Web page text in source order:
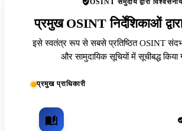
OSINT समुदाय द्वारा
प्रमुख OSINT निर्देशिकाओं
इसे स्वतंत्र रूप से सबसे प्रतिष्ठित OSINT
और सामुदायिक सूचियों में सूचीबद्ध किया
प्रमुख प्राधिकारी